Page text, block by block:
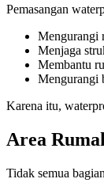
Pemasangan
Mengurangi
Menjaga
Membantu
Mengurangi
Karena itu,
Area
Tidak semua